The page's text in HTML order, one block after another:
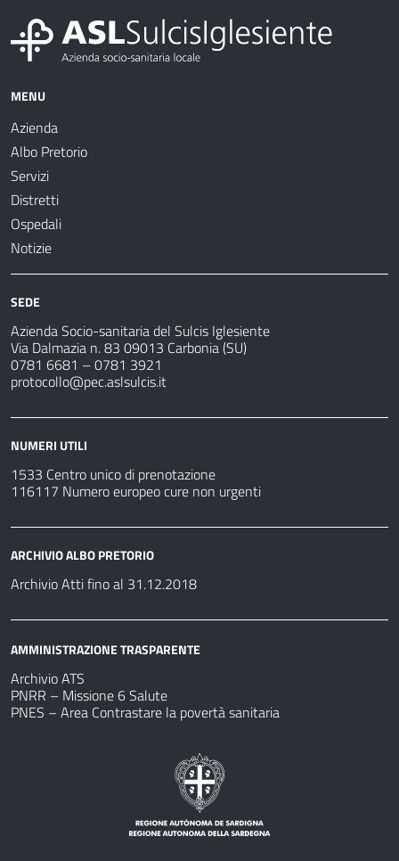
MENU
Azienda
Albo Pretorio
Servizi
Distretti
Ospedali
Notizie
SEDE
Azienda Socio-sanitaria del Sulcis Iglesiente
Via Dalmazia n. 83 09013 Carbonia (SU)
0781 6681 – 0781 3921
protocollo@pec.aslsulcis.it
NUMERI UTILI
1533 Centro unico di prenotazione
116117 Numero europeo cure non urgenti
ARCHIVIO ALBO PRETORIO
Archivio Atti fino al 31.12.2018
AMMINISTRAZIONE TRASPARENTE
Archivio ATS
PNRR – Missione 6 Salute
PNES – Area Contrastare la povertà sanitaria